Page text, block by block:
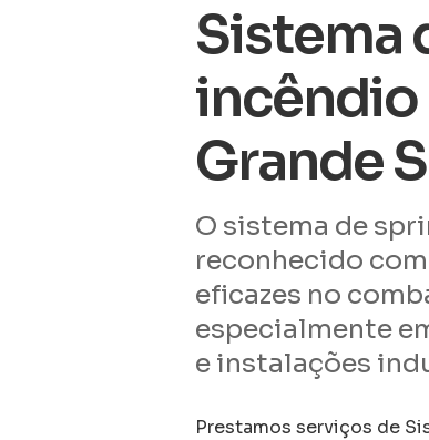
Sistema
incêndio
Grande
O sistema de
reconhecido
eficazes no
especialmente
e instalações
Prestamos serviços de